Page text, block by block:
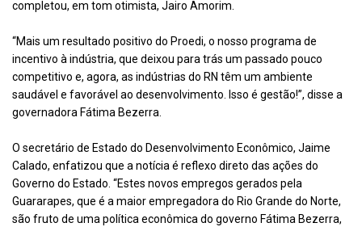
completou, em tom otimista, Jairo Amorim.
“Mais um resultado positivo do Proedi, o nosso programa de
incentivo à indústria, que deixou para trás um passado pouco
competitivo e, agora, as indústrias do RN têm um ambiente
saudável e favorável ao desenvolvimento. Isso é gestão!”, disse a
governadora Fátima Bezerra.
O secretário de Estado do Desenvolvimento Econômico, Jaime
Calado, enfatizou que a notícia é reflexo direto das ações do
Governo do Estado. “Estes novos empregos gerados pela
Guararapes, que é a maior empregadora do Rio Grande do Norte,
são fruto de uma política econômica do governo Fátima Bezerra,